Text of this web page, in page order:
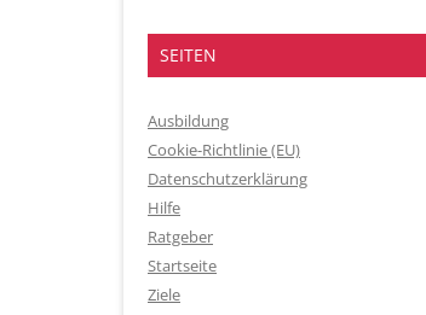
SEITEN
Ausbildung
Cookie-Richtlinie (EU)
Datenschutzerklärung
Hilfe
Ratgeber
Startseite
Ziele